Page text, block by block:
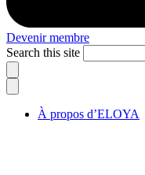
Devenir membre
Search this site
À propos d’ELOYA